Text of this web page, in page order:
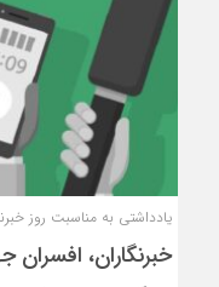
یادداشتی به مناسبت روز
خبرنگاران،